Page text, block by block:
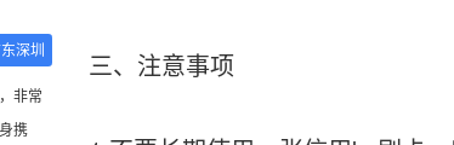
北京 三、注意事项